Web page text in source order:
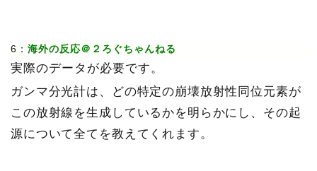
6： 海外の反応＠２ろぐちゃんねる
実際のデータが必要です。
ガンマ分光計は、どの特定の崩壊放射性同位元素が
この放射線を生成しているかを明らかにし、その起
源について全てを教えてくれます。